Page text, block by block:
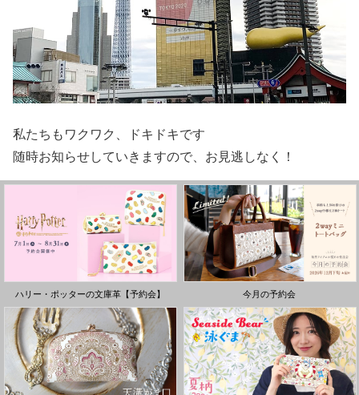
私たちもワクワク、ドキドキです
随時お知らせしていきますので、お見逃しなく！